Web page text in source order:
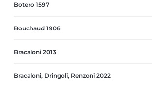
Botero 1597
Bouchaud 1906
Bracaloni 2013
Bracaloni, Dringoli, Renzoni 2022